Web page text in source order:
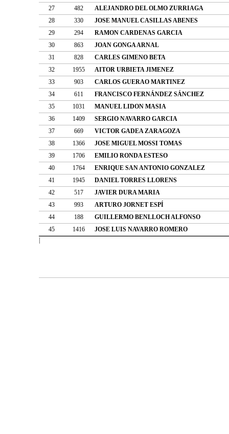
27
482
ALEJANDRO DEL OLMO ZURRIAGA
28
330
JOSE MANUEL CASILLAS ABENES
29
294
RAMON CARDENAS GARCIA
30
863
JOAN GONGA ARNAL
31
828
CARLES GIMENO BETA
32
1955
AITOR URBIETA JIMENEZ
33
903
CARLOS GUERAO MARTINEZ
34
611
FRANCISCO FERNÁNDEZ SÁNCHEZ
35
1031
MANUEL LIDON MASIA
36
1409
SERGIO NAVARRO GARCIA
37
669
VICTOR GADEA ZARAGOZA
38
1366
JOSE MIGUEL MOSSI TOMAS
39
1706
EMILIO RONDA ESTESO
40
1764
ENRIQUE SAN ANTONIO GONZALEZ
41
1945
DANIEL TORRES LLORENS
42
517
JAVIER DURA MARIA
43
993
ARTURO JORNET ESPÍ
44
188
GUILLERMO BENLLOCH ALFONSO
45
1416
JOSE LUIS NAVARRO ROMERO
|